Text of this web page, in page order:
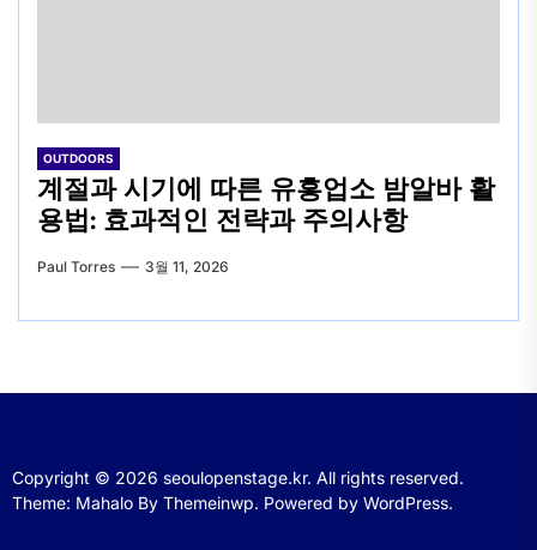
OUTDOORS
계절과 시기에 따른 유흥업소 밤알바 활
용법: 효과적인 전략과 주의사항
Paul Torres 3월 11, 2026
Copyright © 2026 seoulopenstage.kr. All rights reserved.
Theme: Mahalo By Themeinwp. Powered by WordPress.